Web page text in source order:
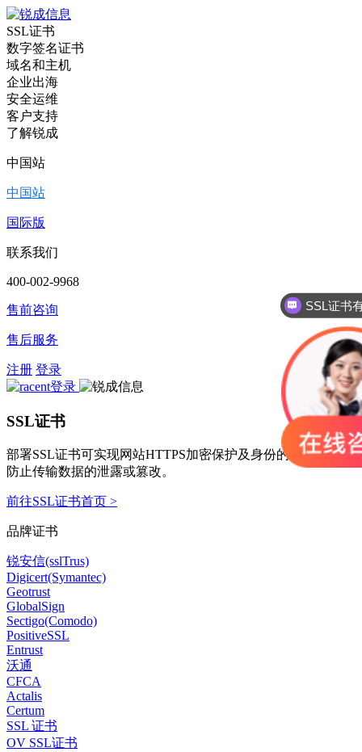
SSL证书
数字签名证书
域名和主机
企业出海
安全运维
客户支持
了解锐成
中国站
中国站
国际版
联系我们
400-002-9968
售前咨询
售后服务
注册 登录
SSL证书
部署SSL证书可实现网站HTTPS加密保护及身份的可信认证，
防止传输数据的泄露或篡改。
前往SSL证书首页 >
品牌证书
锐安信(sslTrus)
Digicert(Symantec)
Geotrust
GlobalSign
Sectigo(Comodo)
PositiveSSL
Entrust
沃通
CFCA
Actalis
Certum
SSL 证书
OV SSL证书
SSL证书